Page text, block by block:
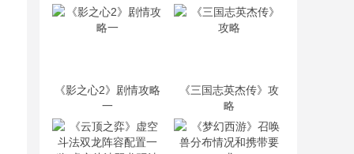
介绍
落列表
《影之心2》剧情攻略
一
《三国志英杰传》攻
略